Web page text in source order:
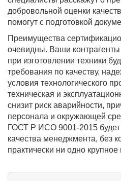
добровольной оценки
помогут с подготовкой
Преимущества
очевидны. Ваши
при изготовлении техники
требования по качеству,
условия технологического
техническая и
снизит риск аварийности,
персонала и окружающей
ГОСТ Р ИСО 9001-2015 будет
качества менеджмента, без
практически ни одно